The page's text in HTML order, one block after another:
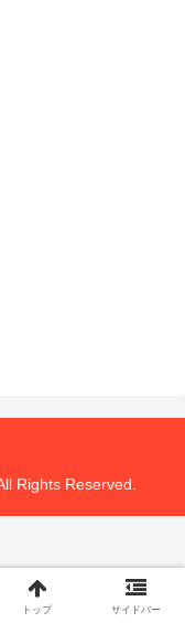
Rights Reserved.
トップ サイドバー